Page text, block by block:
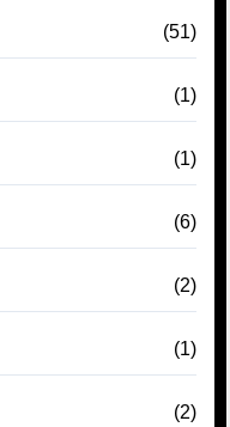
(51)
(1)
(1)
(6)
(2)
(1)
(2)